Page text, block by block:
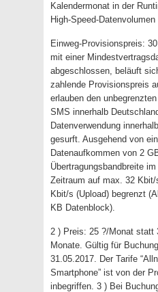
Kalendermonat in der
High-Speed-
Einweg-Provisionspreis:
mit einer
abgeschlossen, beläuft
zahlende Provisionspreis
erlauben den
SMS innerhalb
Datenverwendung
gesurft. Ausgehend von
Datenaufkommen von 2
Übertragungsbandbreite
Zeitraum auf max. 32 Kbit/
Kbit/s (Upload) begrenzt
KB Datenblock).
2 ) Preis: 25 ?/Monat statt
Monate. Gültig für
31.05.2017. Der Tarife
Smartphone” ist von der
inbegriffen. 3 ) Bei